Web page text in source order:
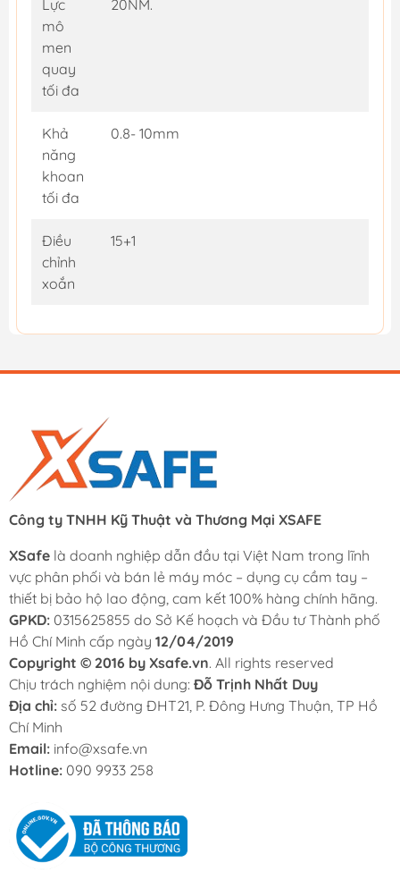
Lực
mô
men
quay
tối đa
20NM.
Khả
năng
khoan
tối đa
0.8- 10mm
Điều
chỉnh
xoắn
15+1
Công ty TNHH Kỹ Thuật và Thương Mại XSAFE
XSafe là doanh nghiệp dẫn đầu tại Việt Nam trong lĩnh
vực phân phối và bán lẻ máy móc – dụng cụ cầm tay –
thiết bị bảo hộ lao động, cam kết 100% hàng chính hãng.
GPKD: 0315625855 do Sở Kế hoạch và Đầu tư Thành phố
Hồ Chí Minh cấp ngày 12/04/2019
Copyright © 2016 by Xsafe.vn. All rights reserved
Chịu trách nghiệm nội dung: Đỗ Trịnh Nhất Duy
Địa chỉ: số 52 đường ĐHT21, P. Đông Hưng Thuận, TP Hồ
Chí Minh
Email: info@xsafe.vn
Hotline: 090 9933 258